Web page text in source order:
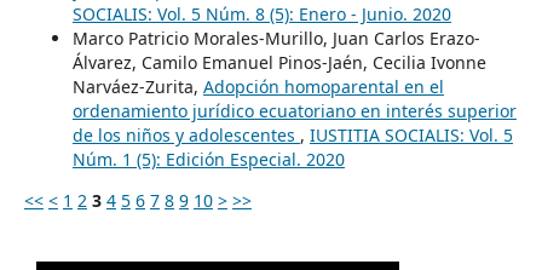
SOCIALIS: Vol. 5 Núm. 8 (5): Enero - Junio. 2020
Marco Patricio Morales-Murillo, Juan Carlos Erazo-
Álvarez, Camilo Emanuel Pinos-Jaén, Cecilia Ivonne
Narváez-Zurita, Adopción homoparental en el
ordenamiento jurídico ecuatoriano en interés superior
de los niños y adolescentes , IUSTITIA SOCIALIS: Vol. 5
Núm. 1 (5): Edición Especial. 2020
<< < 1 2 3 4 5 6 7 8 9 10 > >>